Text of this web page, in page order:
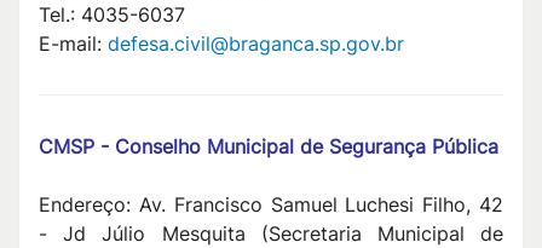
Tel.: 4035-6037
E-mail: defesa.civil@braganca.sp.gov.br
CMSP - Conselho Municipal de Segurança Pública
Endereço: Av. Francisco Samuel Luchesi Filho, 42
- Jd Júlio Mesquita (Secretaria Municipal de